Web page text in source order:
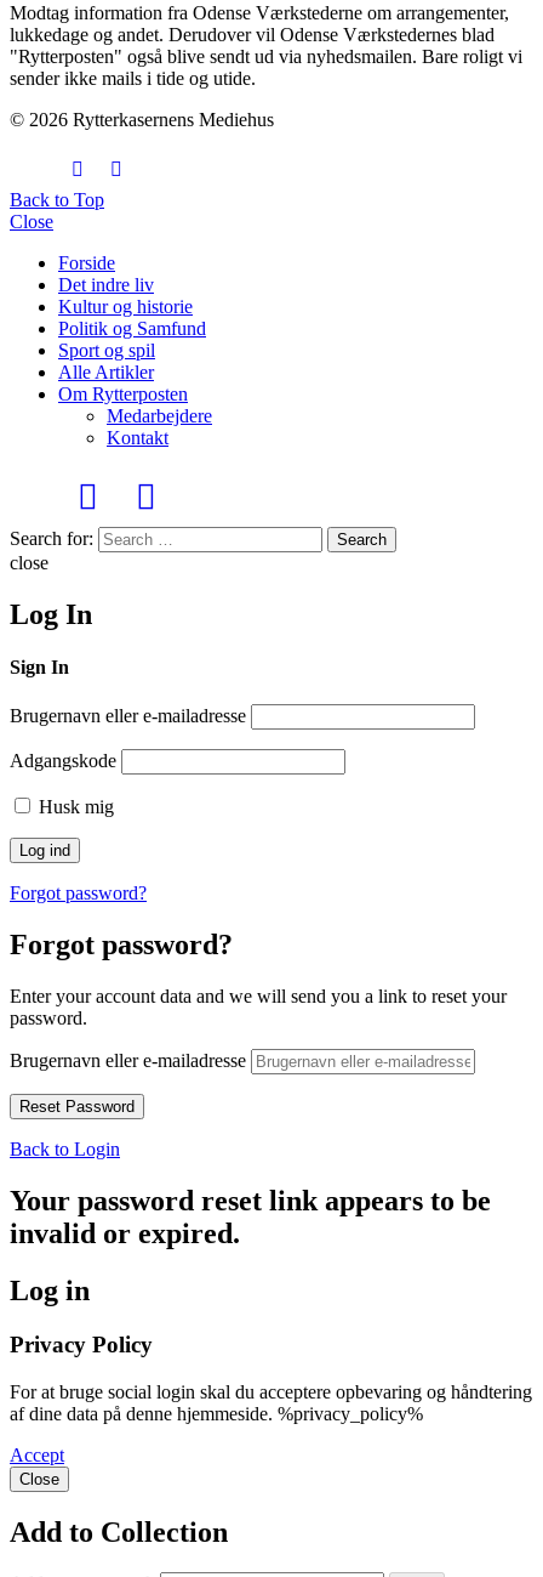
Modtag information fra Odense Værkstederne om arrangementer,
lukkedage og andet. Derudover vil Odense Værkstedernes blad
"Rytterposten" også blive sendt ud via nyhedsmailen. Bare roligt vi
sender ikke mails i tide og utide.
© 2026 Rytterkasernens Mediehus
Back to Top
Close
Forside
Det indre liv
Kultur og historie
Politik og Samfund
Sport og spil
Alle Artikler
Om Rytterposten
Medarbejdere
Kontakt
Search for: Search
close
Log In
Sign In
Brugernavn eller e-mailadresse
Adgangskode
Husk mig
Forgot password?
Forgot password?
Enter your account data and we will send you a link to reset your
password.
Brugernavn eller e-mailadresse
Back to Login
Your password reset link appears to be
invalid or expired.
Log in
Privacy Policy
For at bruge social login skal du acceptere opbevaring og håndtering
af dine data på denne hjemmeside. %privacy_policy%
Accept
Close
Add to Collection